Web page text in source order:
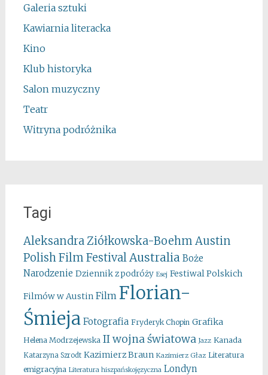
Galeria sztuki
Kawiarnia literacka
Kino
Klub historyka
Salon muzyczny
Teatr
Witryna podróżnika
Tagi
Aleksandra Ziółkowska-Boehm Austin
Polish Film Festival Australia Boże
Narodzenie Dziennik z podróży Esej Festiwal Polskich
Filmów w Austin Film Florian-
Śmieja Fotografia Fryderyk Chopin Grafika
Helena Modrzejewska II wojna światowa Jazz Kanada
Katarzyna Szrodt Kazimierz Braun Kazimierz Głaz Literatura
emigracyjna Literatura hiszpańskojęzyczna Londyn